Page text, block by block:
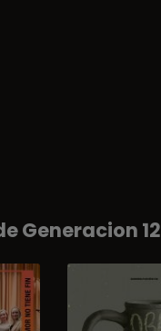
Generacion 12